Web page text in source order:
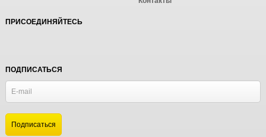
ПРИСОЕДИНЯЙТЕСЬ
ПОДПИСАТЬСЯ